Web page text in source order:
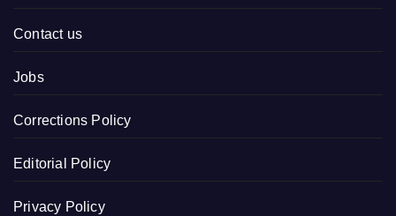
Contact us
Jobs
Corrections Policy
Editorial Policy
Privacy Policy